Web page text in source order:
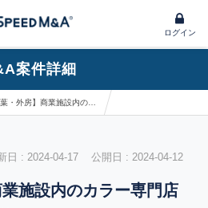
ログイン
案件詳細
日 : 2024-04-17 公開日 : 2024-04-12
業施設内のカラー専門店